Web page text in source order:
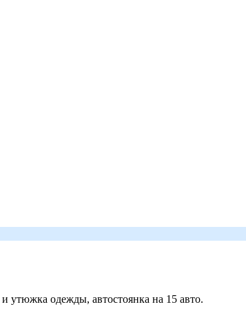
утюжка одежды, автостоянка на 15 авто.